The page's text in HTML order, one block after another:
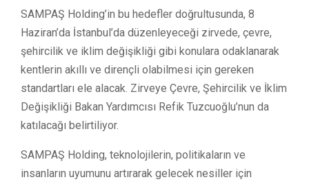
SAMPAŞ Holding’in bu hedefler doğrultusunda, 8
Haziran’da İstanbul’da düzenleyeceği zirvede, çevre,
şehircilik ve iklim değişikliği gibi konulara odaklanarak
kentlerin akıllı ve dirençli olabilmesi için gereken
standartları ele alacak. Zirveye Çevre, Şehircilik ve İklim
Değişikliği Bakan Yardımcısı Refik Tuzcuoğlu’nun da
katılacağı belirtiliyor.
SAMPAŞ Holding, teknolojilerin, politikaların ve
insanların uyumunu artırarak gelecek nesiller için